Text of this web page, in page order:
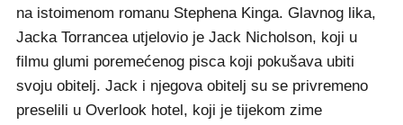
na istoimenom romanu Stephena Kinga. Glavnog lika,
Jacka Torrancea utjelovio je Jack Nicholson, koji u
filmu glumi poremećenog pisca koji pokušava ubiti
svoju obitelj. Jack i njegova obitelj su se privremeno
preselili u Overlook hotel, koji je tijekom zime